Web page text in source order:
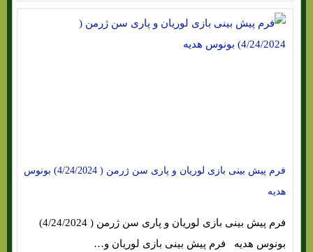
فرم پیش بینی بازی لوریان و پاری سن ژرمن ( 4/24/2024) بونوس
هدیه
فرم پیش بینی بازی لوریان و پاری سن ژرمن ( 4/24/2024)
بونوس هدیه فرم پیش بینی بازی لوریان و…